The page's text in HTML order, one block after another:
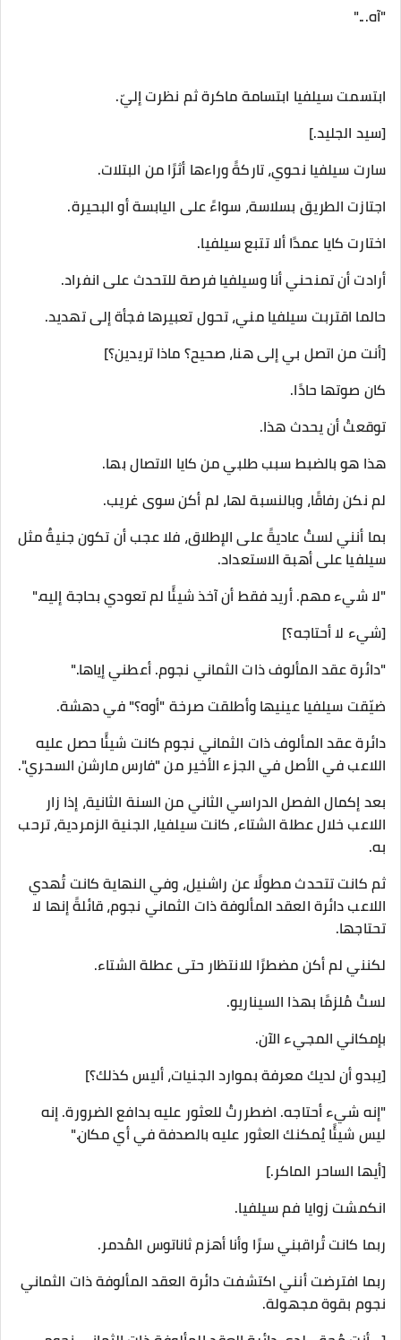
"آه..."
ابتسمت سيلفيا ابتسامة ماكرة ثم نظرت إليّ.
[سيد الجليد.]
سارت سيلفيا نحوي، تاركةً وراءها أثرًا من البتلات.
اجتازت الطريق بسلاسة، سواءً على اليابسة أو البحيرة.
اختارت كايا عمدًا ألا تتبع سيلفيا.
أرادت أن تمنحني أنا وسيلفيا فرصة للتحدث على انفراد.
حالما اقتربت سيلفيا مني، تحول تعبيرها فجأة إلى تهديد.
[أنت من اتصل بي إلى هنا، صحيح؟ ماذا تريدين؟]
كان صوتها حادًا.
توقعتُ أن يحدث هذا.
هذا هو بالضبط سبب طلبي من كايا الاتصال بها.
لم نكن رفاقًا، وبالنسبة لها، لم أكن سوى غريب.
بما أنني لستُ عاديةً على الإطلاق، فلا عجب أن تكون جنيةٌ مثل
سيلفيا على أهبة الاستعداد.
"لا شيء مهم. أريد فقط أن آخذ شيئًا لم تعودي بحاجة إليه."
[شيء لا أحتاجه؟]
"دائرة عقد المألوف ذات الثماني نجوم. أعطني إياها."
ضيّقت سيلفيا عينيها وأطلقت صرخة "أوه؟" في دهشة.
دائرة عقد المألوف ذات الثماني نجوم كانت شيئًا حصل عليه
اللاعب في الأصل في الجزء الأخير من "فارس مارشن السحري".
بعد إكمال الفصل الدراسي الثاني من السنة الثانية، إذا زار
اللاعب خلال عطلة الشتاء، كانت سيلفيا، الجنية الزمردية، ترحب
به.
ثم كانت تتحدث مطولًا عن راشنيل، وفي النهاية كانت تُهدي
اللاعب دائرة العقد المألوفة ذات الثماني نجوم، قائلةً إنها لا
تحتاجها.
لكنني لم أكن مضطرًا للانتظار حتى عطلة الشتاء.
لستُ مُلزمًا بهذا السيناريو.
بإمكاني المجيء الآن.
[يبدو أن لديك معرفة بموارد الجنيات، أليس كذلك؟]
"إنه شيء أحتاجه. اضطررتُ للعثور عليه بدافع الضرورة. إنه
ليس شيئًا يُمكنك العثور عليه بالصدفة في أي مكان."
[أيها الساحر الماكر.]
انكمشت زوايا فم سيلفيا.
ربما كانت تُراقبني سرًا وأنا أهزم ثاناتوس المُدمر.
ربما افترضت أنني اكتشفت دائرة العقد المألوفة ذات الثماني
نجوم بقوة مجهولة.